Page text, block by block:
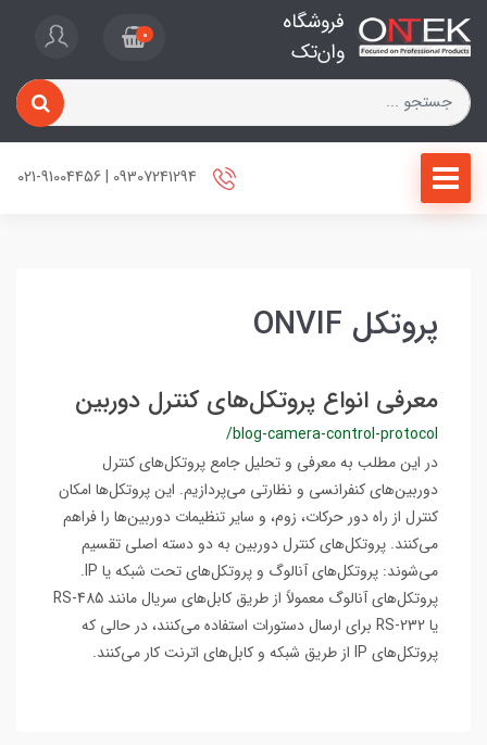
فروشگاه
وان‌تک
0
پروتکل ONVIF
معرفی انواع پروتکل‌های کنترل دوربین
/blog-camera-control-protocol
در این مطلب به معرفی و تحلیل جامع پروتکل‌های کنترل
دوربین‌های کنفرانسی و نظارتی می‌پردازیم. این پروتکل‌ها امکان
کنترل از راه دور حرکات، زوم، و سایر تنظیمات دوربین‌ها را فراهم
می‌کنند. پروتکل‌های کنترل دوربین به دو دسته اصلی تقسیم
می‌شوند: پروتکل‌های آنالوگ و پروتکل‌های تحت شبکه یا IP.
پروتکل‌های آنالوگ معمولاً از طریق کابل‌های سریال مانند RS-485
یا RS-232 برای ارسال دستورات استفاده می‌کنند، در حالی که
پروتکل‌های IP از طریق شبکه و کابل‌های اترنت کار می‌کنند.